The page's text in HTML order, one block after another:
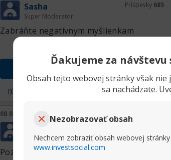
Ďakujeme za
Obsah tejto webovej stránky však
sa nachádzate.
Nezobrazovať obsah
Nechcem zobraziť obsah webovej stránky
www.investsocial.com
Sasha
Super Moderator
Príspevky 685
Zabráňte negatívnym myšlienkam
08.02.2019, 09:58
Super Moderator
Pozitívne myslieť a konať